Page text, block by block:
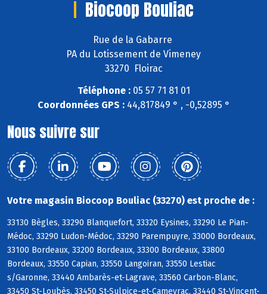
Biocoop Bouliac
Rue de la Gabarre
PA du Lotissement de Vimeney
33270 Floirac
Téléphone :05 57 71 81 01
Coordonnées GPS :44,817849 ° , -0,52895 °
Nous suivre sur
Votre magasin Biocoop Bouliac (33270) est proche de :
33130 Bègles, 33290 Blanquefort, 33320 Eysines, 33290 Le Pian-
Médoc, 33290 Ludon-Médoc, 33290 Parempuyre, 33000 Bordeaux,
33100 Bordeaux, 33200 Bordeaux, 33300 Bordeaux, 33800
Bordeaux, 33550 Capian, 33550 Langoiran, 33550 Lestiac
s/Garonne, 33440 Ambarès-et-Lagrave, 33560 Carbon-Blanc,
33450 St-Loubès, 33450 St-Sulpice-et-Cameyrac, 33440 St-Vincent-